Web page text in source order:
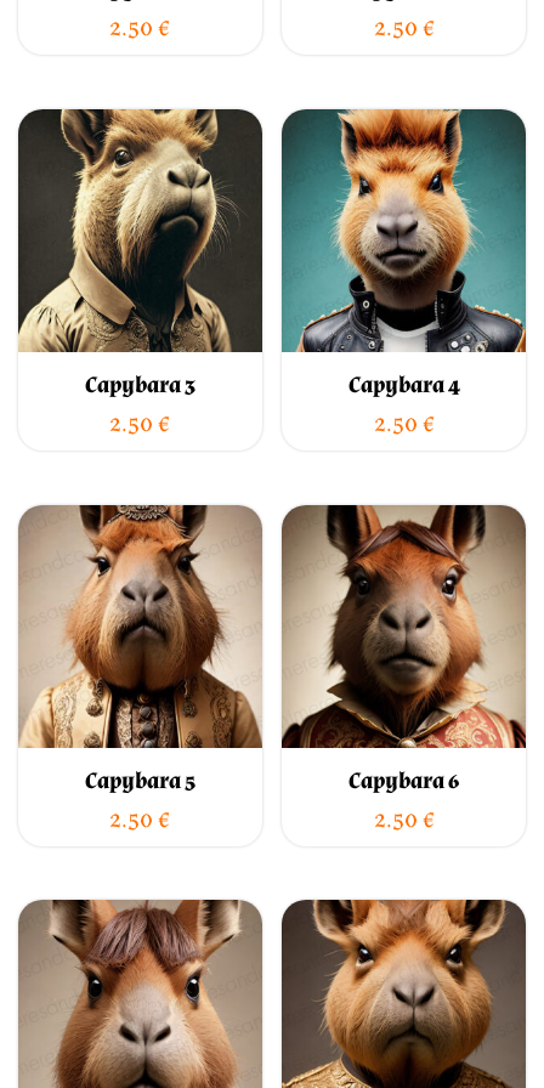
2.50€ 2.50€
Capybara 3
2.50€
Capybara 4
2.50€
Capybara 5
2.50€
Capybara 6
2.50€